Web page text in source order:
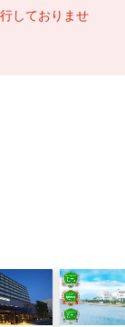
しておりませ